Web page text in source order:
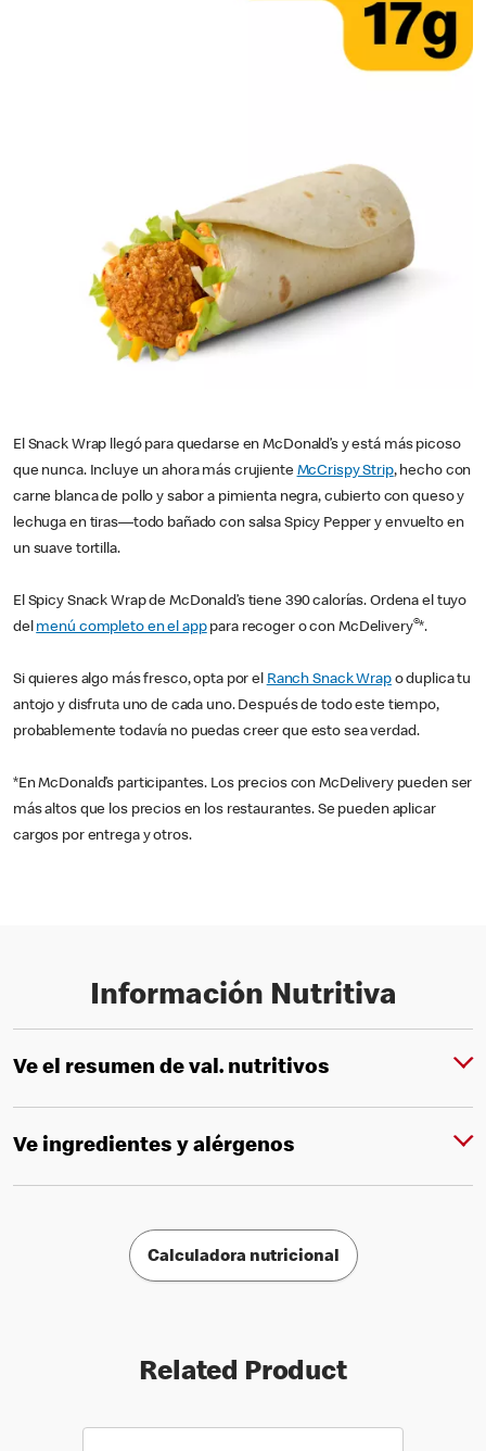
El Snack Wrap llegó para quedarse en McDonald’s y está más picoso
que nunca. Incluye un ahora más crujiente McCrispy Strip, hecho con
carne blanca de pollo y sabor a pimienta negra, cubierto con queso y
lechuga en tiras—todo bañado con salsa Spicy Pepper y envuelto en
un suave tortilla.
El Spicy Snack Wrap de McDonald’s tiene 390 calorías. Ordena el tuyo
del menú completo en el apppara recoger o con McDelivery®*.
Si quieres algo más fresco, opta por el Ranch Snack Wrapo duplica tu
antojo y disfruta uno de cada uno. Después de todo este tiempo,
probablemente todavía no puedas creer que esto sea verdad.
*En McDonald’s participantes. Los precios con McDelivery pueden ser
más altos que los precios en los restaurantes. Se pueden aplicar
cargos por entrega y otros.
Información Nutritiva
Ve el resumen de val. nutritivos
Ve ingredientes y alérgenos
Calculadora nutricional
Related Product